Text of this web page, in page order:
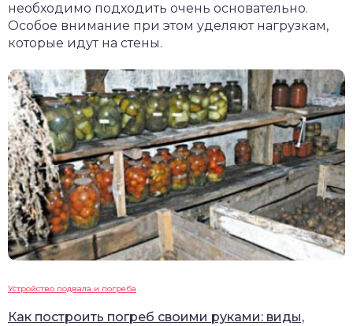
необходимо подходить очень основательно.
Особое внимание при этом уделяют нагрузкам,
которые идут на стены.
Устройство подвала и погреба
Как построить погреб своими руками: виды,